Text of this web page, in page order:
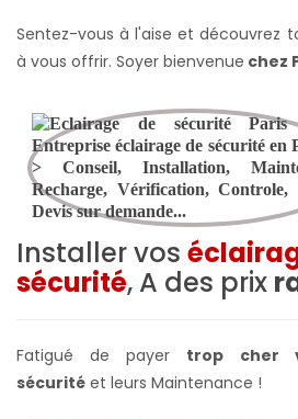
Sentez-vous à l'aise et découvrez
à vous offrir. Soyer bienvenue chez
Installer vos
sécurité, A des prix
Fatigué de payer trop cher
sécurité et leurs Maintenance !